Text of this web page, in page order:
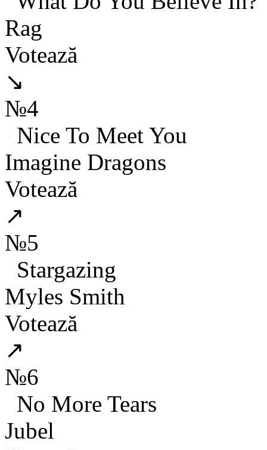
Rag
Votează
↘
№4
Nice To Meet You
Imagine Dragons
Votează
↗
№5
Stargazing
Myles Smith
Votează
↗
№6
No More Tears
Jubel